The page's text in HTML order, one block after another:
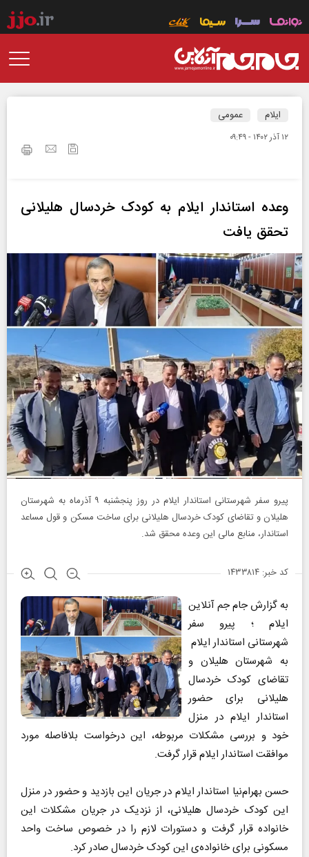
ایلام عمومی
۱۲ آذر ۱۴۰۲ - ۰۹:۴۹
وعده‌ استاندار ایلام به کودک خردسال هلیلانی
تحقق یافت
پیرو سفر شهرستانی استاندار ایلام در روز پنجشنبه ۹ آذرماه به شهرستان
هلیلان و تقاضای کودک خردسال هلیلانی برای ساخت مسکن و قول مساعد
استاندار، منابع مالی این وعده محقق شد.
کد خبر: ۱۴۳۳۸۱۴
به گزارش جام جم آنلاین
ایلام ؛ پیرو سفر
شهرستانی استاندار ایلام
به شهرستان هلیلان و
تقاضای کودک خردسال
هلیلانی برای حضور
استاندار ایلام در منزل
خود و بررسی مشکلات مربوطه، این درخواست بلافاصله مورد
موافقت استاندار ایلام قرار گرفت.
حسن بهرام‌نیا استاندار ایلام در جریان این بازدید و حضور در منزل
این کودک خردسال هلیلانی، از نزدیک در جریان مشکلات این
خانواده قرار گرفت و دستورات لازم را در خصوص ساخت واحد
مسکونی برای خانواده‌ی این کودک خردسال صادر کرد.